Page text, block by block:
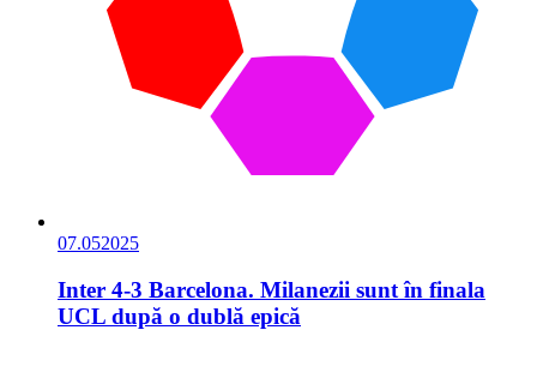
07.052025
Inter 4-3 Barcelona. Milanezii sunt în finala
UCL după o dublă epică